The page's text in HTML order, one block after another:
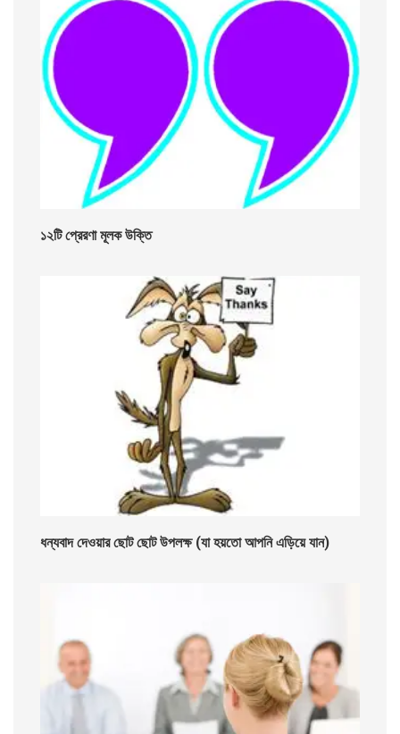
১২টি প্রেরণা মূলক উক্তি
ধন্যবাদ দেওয়ার ছোট ছোট উপলক্ষ (যা হয়তো আপনি এড়িয়ে যান)